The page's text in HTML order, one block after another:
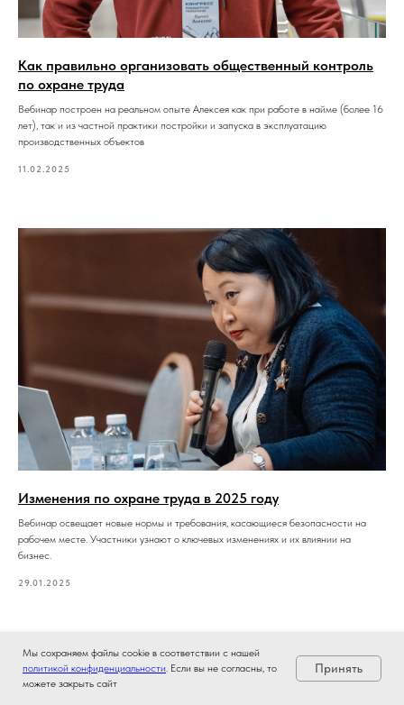
Как правильно организовать общественный контроль
по охране труда
Вебинар построен на реальном опыте Алексея как при работе в найме (более 16
лет), так и из частной практики постройки и запуска в эксплуатацию
производственных объектов
11.02.2025
Изменения по охране труда в 2025 году
Вебинар освещает новые нормы и требования, касающиеся безопасности на
рабочем месте. Участники узнают о ключевых изменениях и их влиянии на
бизнес.
29.01.2025
Мы cохраняем файлы cookie в соответствии с нашей
политикой конфиденциальности. Если вы не согласны, то
можете закрыть сайт
Принять